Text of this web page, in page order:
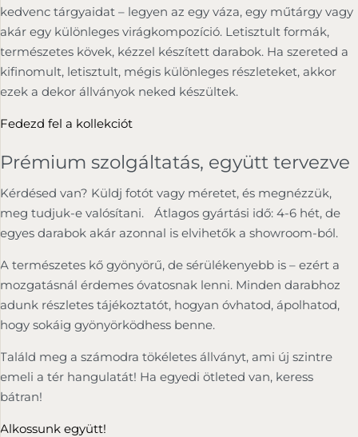
kedvenc tárgyaidat – legyen az egy váza, egy műtárgy vagy
akár egy különleges virágkompozíció. Letisztult formák,
természetes kövek, kézzel készített darabok. Ha szereted a
kifinomult, letisztult, mégis különleges részleteket, akkor
ezek a dekor állványok neked készültek.
Fedezd fel a kollekciót
Prémium szolgáltatás, együtt tervezve
Kérdésed van? Küldj fotót vagy méretet, és megnézzük,
meg tudjuk-e valósítani. Átlagos gyártási idő: 4-6 hét, de
egyes darabok akár azonnal is elvihetők a showroom-ból.
A természetes kő gyönyörű, de sérülékenyebb is – ezért a
mozgatásnál érdemes óvatosnak lenni. Minden darabhoz
adunk részletes tájékoztatót, hogyan óvhatod, ápolhatod,
hogy sokáig gyönyörködhess benne.
Találd meg a számodra tökéletes állványt, ami új szintre
emeli a tér hangulatát! Ha egyedi ötleted van, keress
bátran!
Alkossunk együtt!